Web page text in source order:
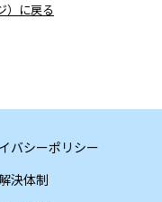
）に戻る
バシーポリシー
決体制